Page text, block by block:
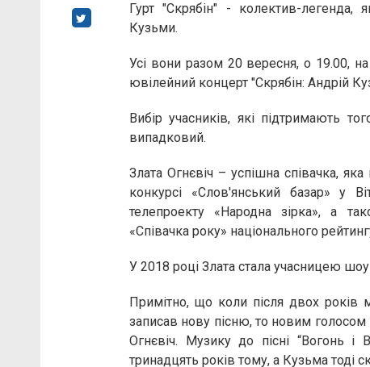
Гурт "Скрябін" - колектив-легенда,
Кузьми.
Усі вони разом 20 вересня, о 19.00,
ювілейний концерт "Скрябін: Андрій
Вибір учасників, які підтримають
випадковий.
Злата Огнєвіч – успішна співачка,
конкурсі «Слов'янський базар» у
телепроекту «Народна зірка», а
«Співачка року» національного
У 2018 році Злата стала учасницею шоу
Примітно, що коли після двох років
записав нову пісню, то новим
Огнєвіч. Музику до пісні “Вогонь і
тринадцять років тому, а Кузьма тоді